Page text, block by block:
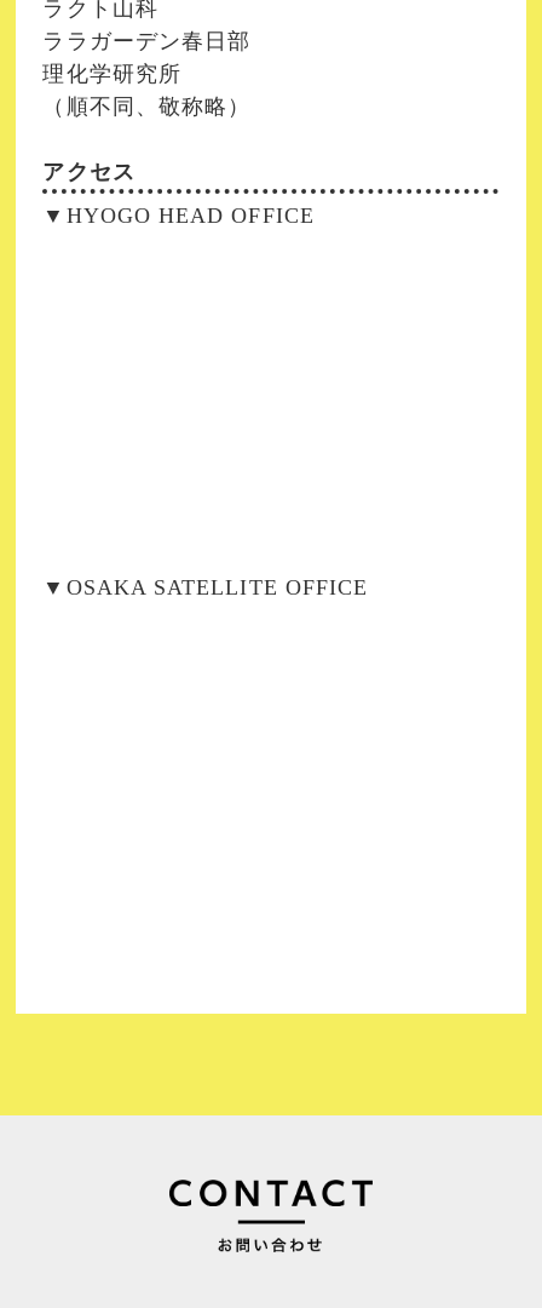
ラクト山科
ララガーデン春日部
理化学研究所
（順不同、敬称略）
アクセス
▼HYOGO HEAD OFFICE
▼OSAKA SATELLITE OFFICE